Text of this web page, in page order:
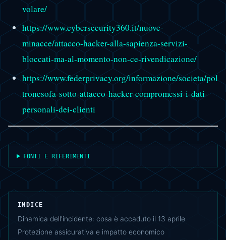
volare/
https://www.cybersecurity360.it/nuove-
minacce/attacco-hacker-alla-sapienza-servizi-
bloccati-ma-al-momento-non-ce-rivendicazione/
https://www.federprivacy.org/informazione/societa/pol
tronesofa-sotto-attacco-hacker-compromessi-i-dati-
personali-dei-clienti
FONTI E RIFERIMENTI
INDICE
Dinamica dell'incidente: cosa è accaduto il 13 aprile
Protezione assicurativa e impatto economico